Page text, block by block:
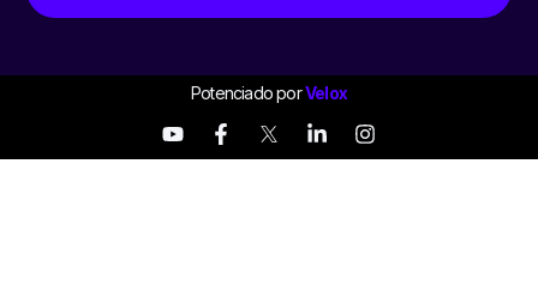
Potenciado porVelox